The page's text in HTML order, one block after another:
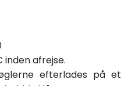
inden afrejse.
efterlades på et